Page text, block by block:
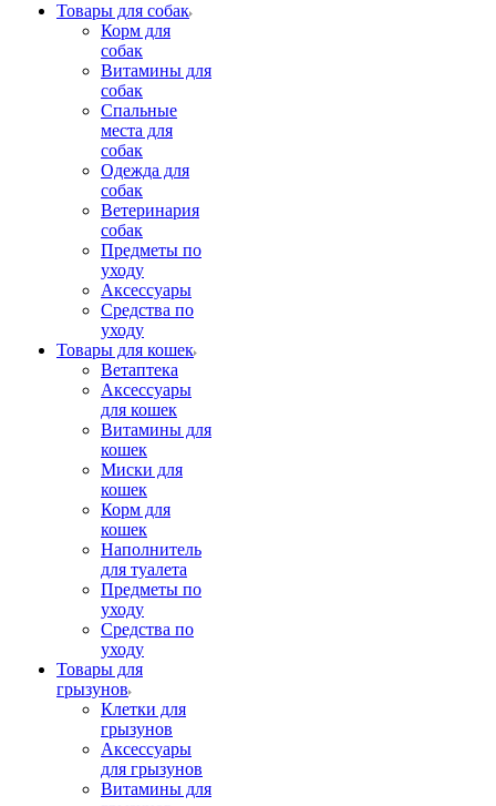
Товары для собак
Корм для
собак
Витамины для
собак
Спальные
места для
собак
Одежда для
собак
Ветеринария
собак
Предметы по
уходу
Аксессуары
Средства по
уходу
Товары для кошек
Ветаптека
Аксессуары
для кошек
Витамины для
кошек
Миски для
кошек
Корм для
кошек
Наполнитель
для туалета
Предметы по
уходу
Средства по
уходу
Товары для
грызунов
Клетки для
грызунов
Аксессуары
для грызунов
Витамины для